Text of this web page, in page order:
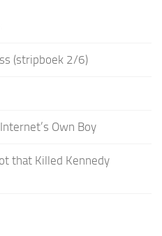
(stripboek 2/6)
Own Boy
that Killed Kennedy